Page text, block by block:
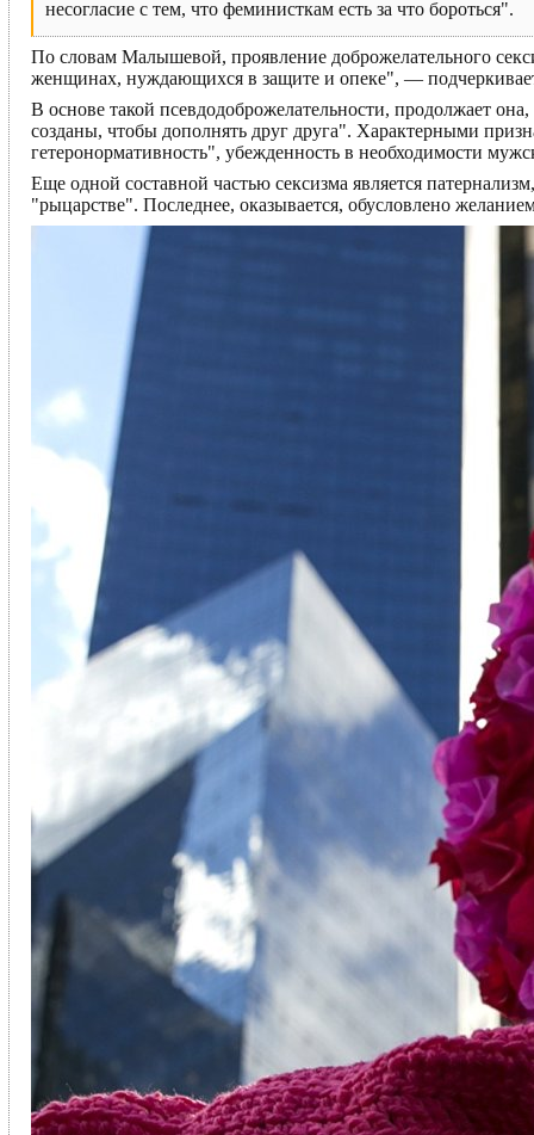
несогласие с тем, что феминисткам есть за что бороться".
По словам Малышевой, проявление доброжелательного
женщинах, нуждающихся в защите и опеке", —
В основе такой псевдодоброжелательности, продолжает
созданы, чтобы дополнять друг друга". Характерными
гетеронормативность", убежденность в необходимости
Еще одной составной частью сексизма является
"рыцарстве". Последнее, оказывается, обусловлено